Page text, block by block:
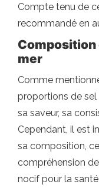
Compte tenu de
recommandé en
Composition
mer
Comme
proportions de sel
sa saveur, sa
Cependant, il est
sa composition,
compréhension
nocif pour la